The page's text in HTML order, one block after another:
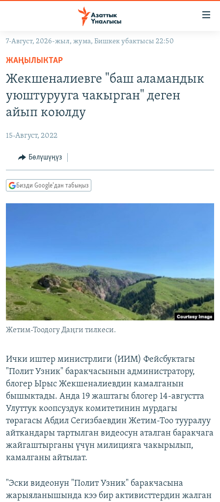
Навигацияга
өтүңүз
Издөөгө
салыңыз
САЯСАТ
МАДАНИЯТ
ДҮЙНӨ
УКРАИНА
ТВ ПРОГРАММАЛАР
БҮГҮН АЗАТТЫКТА
ЫҢГАЙСЫЗ СУРООЛОР
ПОДКАСТ
Русский
ЭЕ/АРнун бардык сайттары
7-Август, 2026-жыл, жума, Бишкек убактысы 22:50
ЖАҢЫЛЫКТАР
Жекшеналиевге "баш аламандык
уюштурууга чакырган" деген
айып коюлду
15-Август, 2022
Бөлүшүңүз
Бизди Google'дан табыңыз
Жетим-Тоодогу Даңги тилкеси.
Ички иштер министрлиги (ИИМ) Фейсбуктагы
"Полит Узник" баракчасынын администратору,
блогер Ырыс Жекшеналиевдин камалганын
бышыктады. Анда 19 жаштагы блогер 14-августта
Улуттук коопсуздук комитетинин мурдагы
төрагасы Абдил Сегизбаевдин Жетим-Тоо тууралуу
айткандары тартылган видеосун аталган баракчага
жайгаштырганы үчүн милицияга чакырылып,
камалганы айтылат.
"Эски видеонун "Полит Узник" баракчасына
жарыяланышында кээ бир активисттердин жалган